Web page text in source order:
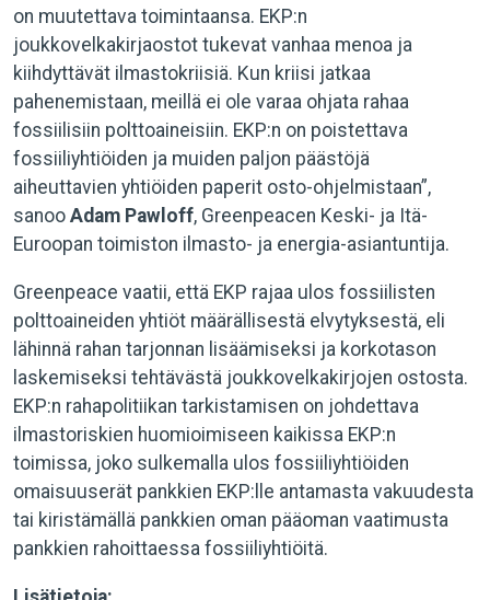
on muutettava toimintaansa. EKP:n
joukkovelkakirjaostot tukevat vanhaa menoa ja
kiihdyttävät ilmastokriisiä. Kun kriisi jatkaa
pahenemistaan, meillä ei ole varaa ohjata rahaa
fossiilisiin polttoaineisiin. EKP:n on poistettava
fossiiliyhtiöiden ja muiden paljon päästöjä
aiheuttavien yhtiöiden paperit osto-ohjelmistaan”,
sanoo Adam Pawloff, Greenpeacen Keski- ja Itä-
Euroopan toimiston ilmasto- ja energia-asiantuntija.
Greenpeace vaatii, että EKP rajaa ulos fossiilisten
polttoaineiden yhtiöt määrällisestä elvytyksestä, eli
lähinnä rahan tarjonnan lisäämiseksi ja korkotason
laskemiseksi tehtävästä joukkovelkakirjojen ostosta.
EKP:n rahapolitiikan tarkistamisen on johdettava
ilmastoriskien huomioimiseen kaikissa EKP:n
toimissa, joko sulkemalla ulos fossiiliyhtiöiden
omaisuuserät pankkien EKP:lle antamasta vakuudesta
tai kiristämällä pankkien oman pääoman vaatimusta
pankkien rahoittaessa fossiiliyhtiöitä.